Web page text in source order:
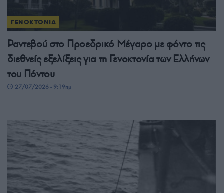
ΓΕΝΟΚΤΟΝΙΑ
Ραντεβού στο Προεδρικό Μέγαρο με φόντο τις
διεθνείς εξελίξεις για τη Γενοκτονία των Ελλήνων
του Πόντου
27/07/2026 - 9:19πμ